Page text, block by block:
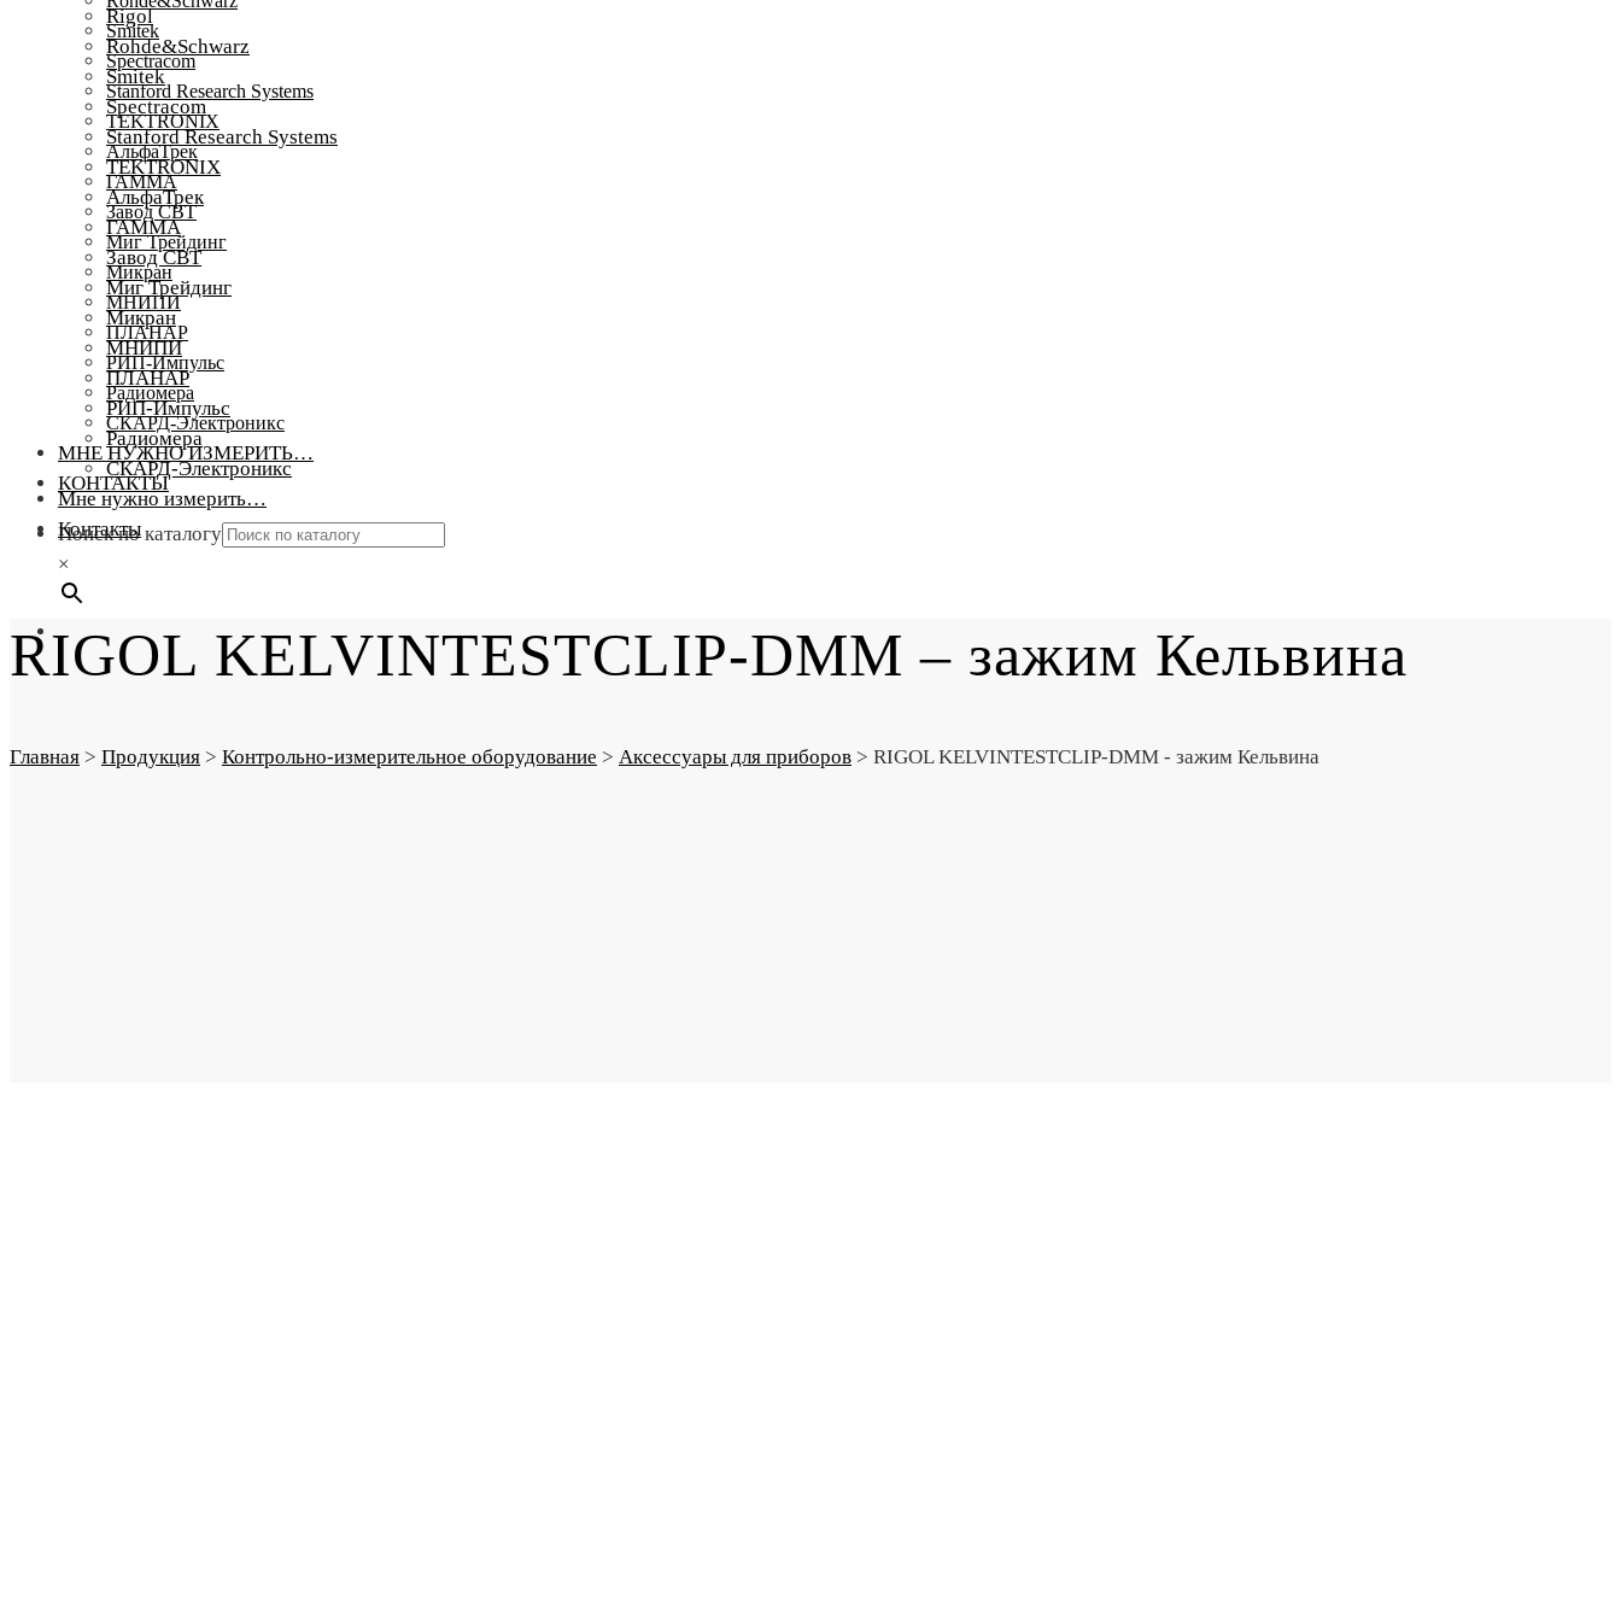
Smitek
Spectracom
Stanford Research Systems
TEKTRONIX
АльфаТрек
ГАММА
Завод СВТ
Миг Трейдинг
Микран
МНИПИ
ПЛАНАР
РИП-Импульс
Радиомера
СКАРД-Электроникс
МНЕ НУЖНО ИЗМЕРИТЬ…
КОНТАКТЫ
Поиск по каталогу
×
Rigol
Rohde&Schwarz
Smitek
Spectracom
Stanford Research Systems
TEKTRONIX
АльфаТрек
ГАММА
Завод СВТ
Миг Трейдинг
Микран
МНИПИ
ПЛАНАР
РИП-Импульс
Радиомера
СКАРД-Электроникс
Мне нужно измерить…
Контакты
RIGOL KELVINTESTCLIP-DMM – зажим Кельвина
Главная > Продукция > Контрольно-измерительное оборудование > Аксессуары для приборов > RIGOL KELVINTESTCLIP-DMM - зажим Кельвина